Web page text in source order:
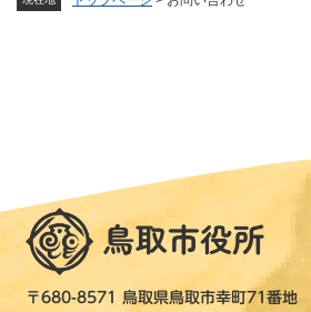
〒680-8571 鳥取県鳥取市幸町71番地